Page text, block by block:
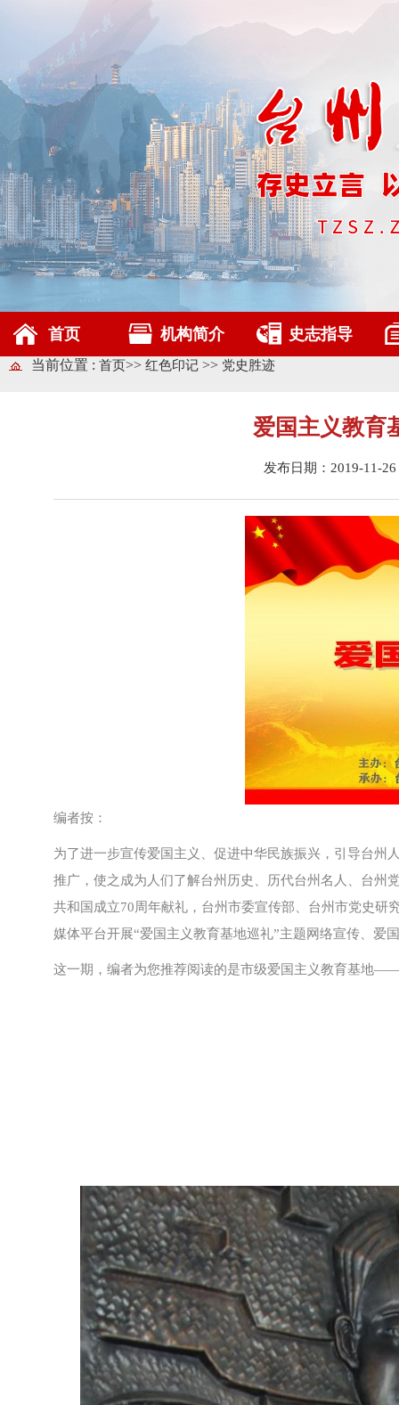
首页 机构简介 史志指导
当前位置 : 首页>> 红色印记 >> 党史胜迹
爱国主义教育
发布日期：2019-11-
编者按：
为了进一步宣传爱国主义、促进中华民族振兴，引导台州
推广，使之成为人们了解台州历史、历代台州名人、台州
共和国成立70周年献礼，台州市委宣传部、台州市党史研
媒体平台开展“爱国主义教育基地巡礼”主题网络宣传、爱
这一期，编者为您推荐阅读的是市级爱国主义教育基地